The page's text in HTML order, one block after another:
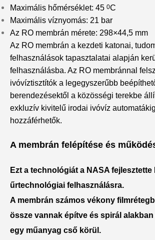
Maximális hőmérséklet: 45 0C
Maximális víznyomás: 21 bar
Az RO membrán mérete: 298×44,5 mm
Az RO membrán a kezdeti katonai,
felhasználások tapasztalatai alapján
felhasználásba. Az RO membránnal
ivóvíztisztítók a legegyszerűbb
berendezésektől a közösségi terekbe
exkluzív kivitelű irodai ivóvíz
hozzáférhetők.
A membrán felépítése és
Ezt a technológiát a NASA fejlesztette
űrtechnológiai felhasználásra.
A membrán számos vékony
össze vannak építve és spirál
egy műanyag cső körül.